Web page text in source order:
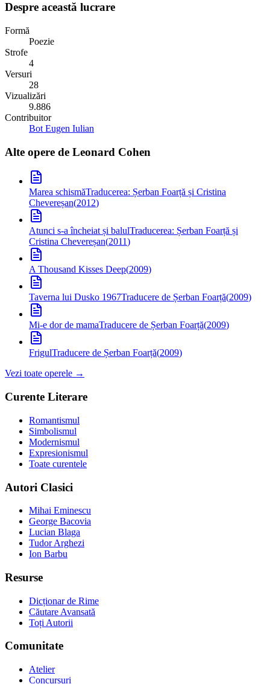
Despre această lucrare
Formă
Poezie
Strofe
4
Versuri
28
Vizualizări
9.886
Contribuitor
Bot Eugen Iulian
Alte opere de Leonard Cohen
Marea schismăTraducerea: Șerban Foarță și Cristina
Chevereșan(2012)
Atunci s-a încheiat și balulTraducerea: Șerban Foarță și
Cristina Chevereșan(2011)
A Thousand Kisses Deep(2009)
Taverna lui Dusko 1967Traducere de Șerban Foarță(2009)
Mi-e dor de mamaTraducere de Șerban Foarță(2009)
FrigulTraducere de Șerban Foarță(2009)
Vezi toate operele →
Curente Literare
Romantismul
Simbolismul
Modernismul
Expresionismul
Toate curentele
Autori Clasici
Mihai Eminescu
George Bacovia
Lucian Blaga
Tudor Arghezi
Ion Barbu
Resurse
Dicționar de Rime
Căutare Avansată
Toți Autorii
Comunitate
Atelier
Concursuri